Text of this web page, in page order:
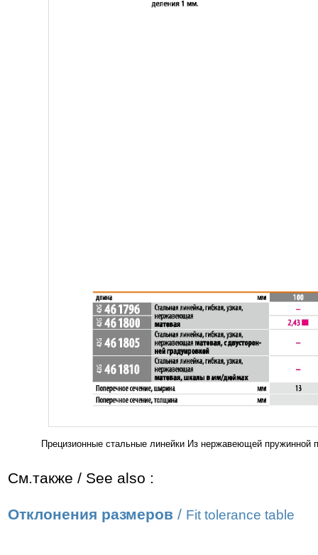
Прецизионные стальные линейки Из нержавеющей пружинной
См.также / See also :
Отклонения размеров / Fit tolerance table